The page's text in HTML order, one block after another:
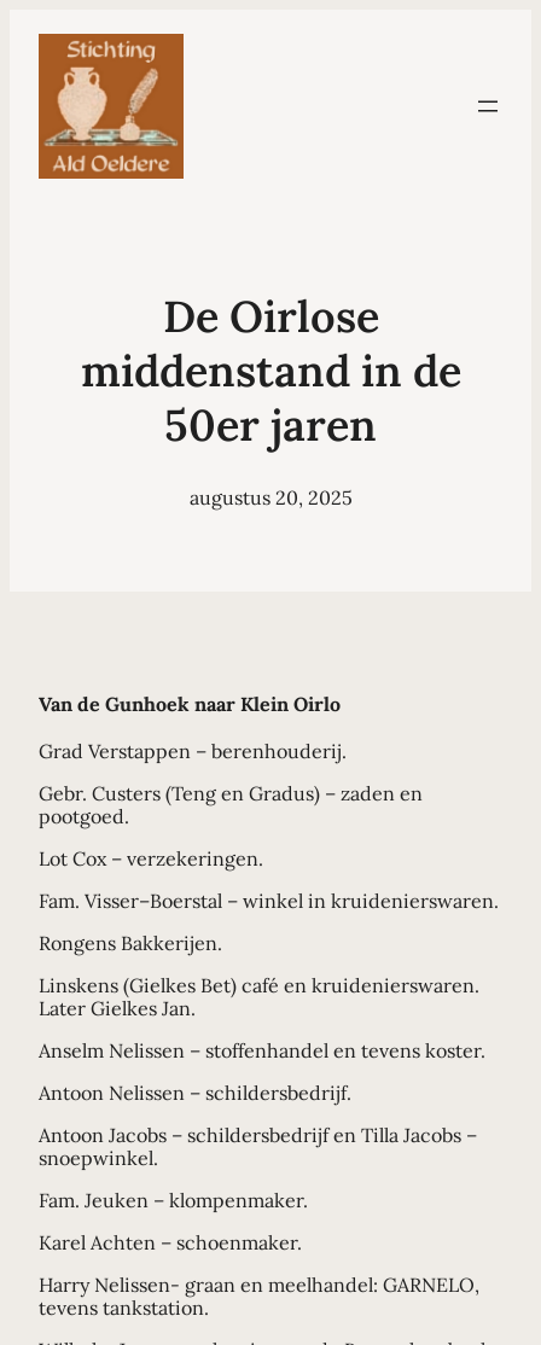
De Oirlose
middenstand in de
50er jaren
augustus 20, 2025
Van de Gunhoek naar Klein Oirlo
Grad Verstappen – berenhouderij.
Gebr. Custers (Teng en Gradus) – zaden en
pootgoed.
Lot Cox – verzekeringen.
Fam. Visser–Boerstal – winkel in kruidenierswaren.
Rongens Bakkerijen.
Linskens (Gielkes Bet) café en kruidenierswaren.
Later Gielkes Jan.
Anselm Nelissen – stoffenhandel en tevens koster.
Antoon Nelissen – schildersbedrijf.
Antoon Jacobs – schildersbedrijf en Tilla Jacobs –
snoepwinkel.
Fam. Jeuken – klompenmaker.
Karel Achten – schoenmaker.
Harry Nelissen- graan en meelhandel: GARNELO,
tevens tankstation.